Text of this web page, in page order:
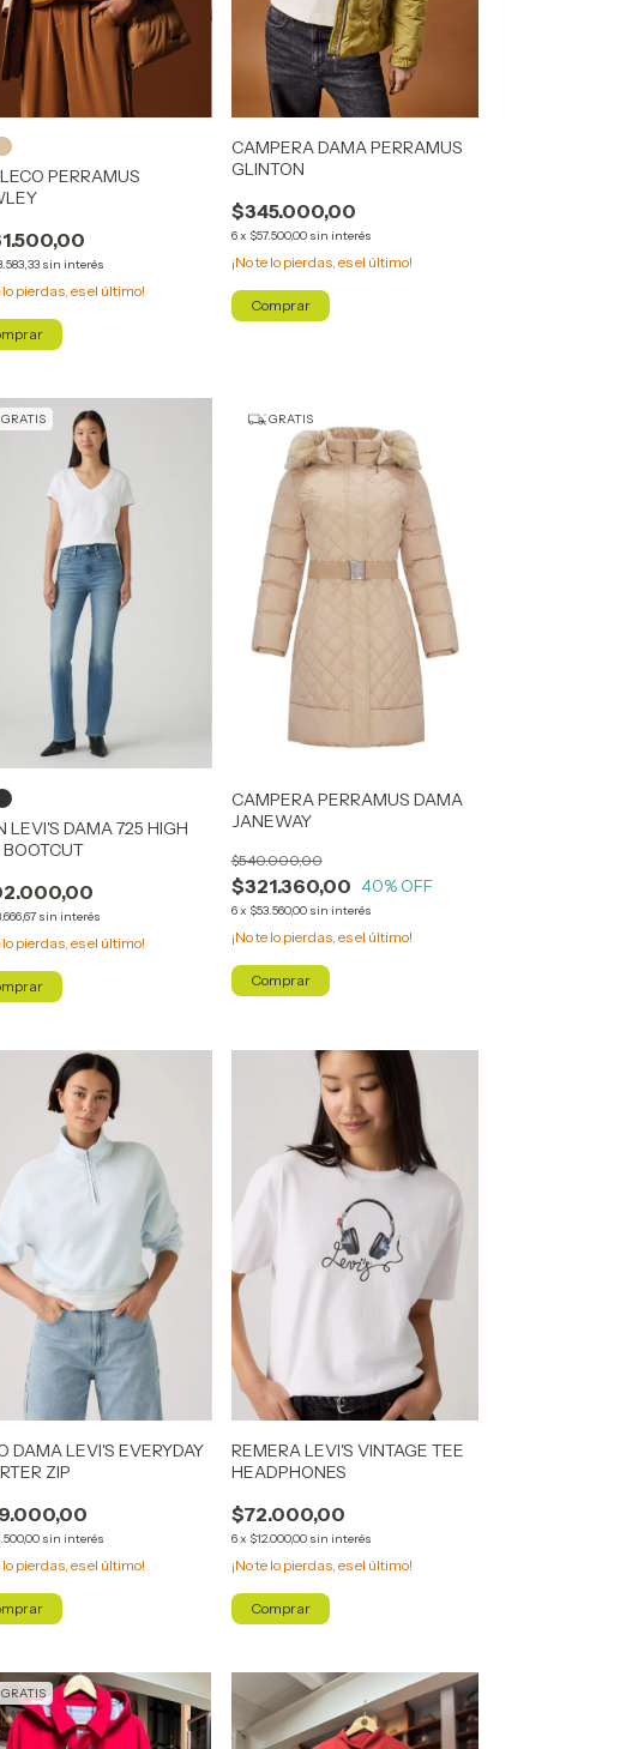
PERRAMUS
sin interés
lo pierdas, es el último!
CAMPERA DAMA PERRAMUS
GLINTON
$345.000,00
6x $57.500,00 sin interés
¡No te lo pierdas, es el último!
Comprar
GRATIS
LEVI'S DAMA 725 HIGH
BOOTCUT
sin interés
lo pierdas, es el último!
GRATIS
CAMPERA PERRAMUS DAMA
JANEWAY
$321.360,00
$540.000,00
40% OFF
6x $53.560,00 sin interés
¡No te lo pierdas, es el último!
Comprar
DAMA LEVI'S EVERYDAY
ZIP
sin interés
lo pierdas, es el último!
REMERA LEVI'S VINTAGE TEE
HEADPHONES
$72.000,00
6x $12.000,00 sin interés
¡No te lo pierdas, es el último!
Comprar
GRATIS